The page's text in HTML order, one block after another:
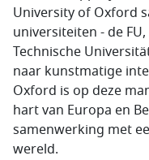
University of Oxford
universiteiten - de
Technische
naar kunstmatige
Oxford is op deze
hart van Europa en
samenwerking met
wereld.